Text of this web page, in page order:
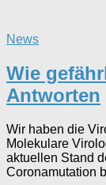
News
Wie
Antworten
Wir haben die
Molekulare
aktuellen Stand
Coronamutation